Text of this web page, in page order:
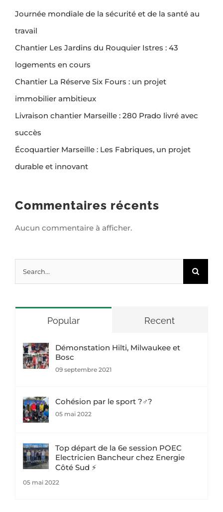
Journée mondiale de la sécurité et de la santé au
travail
Chantier Les Jardins du Rouquier Istres : 43
logements en cours
Chantier La Réserve Six Fours : un projet
immobilier ambitieux
Livraison chantier Marseille : 280 Prado livré avec
succès
Écoquartier Marseille : Les Fabriques, un projet
durable et innovant
Commentaires récents
Aucun commentaire à afficher.
for:
Popular Recent
Démonstation Hilti, Milwaukee et
Bosc
09 septembre 2021
Cohésion par le sport ?‍♂️?
05 mai 2022
Top départ de la 6e session POEC
Electricien Bancheur chez Energie
Côté Sud ⚡
05 mai 2022